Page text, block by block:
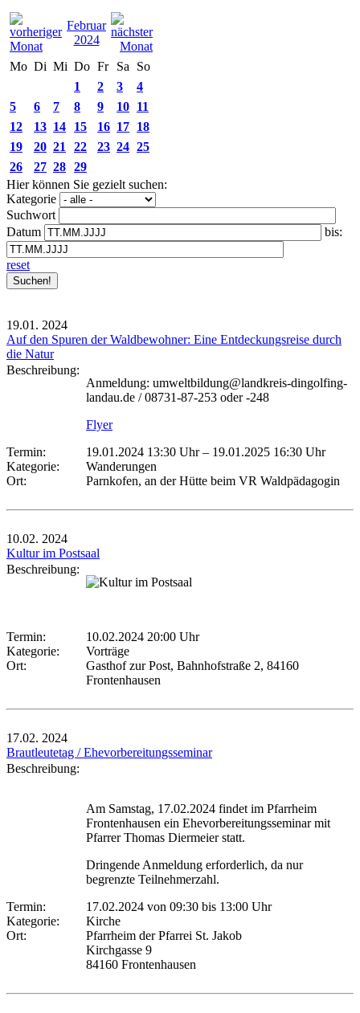
Februar
2024
Mo Di Mi Do Fr Sa
So
1
2 3
4
5
6 7 8 9 10 11
12
13 14 15 16 17 18
19
20 21 22 23 24 25
26
27 28 29
Hier können Sie gezielt suchen:
Kategorie
Suchwort
Datum
bis:
reset
19.01. 2024
Auf den Spuren der Waldbewohner: Eine Entdeckungsreise durch
die Natur
Beschreibung:
Anmeldung: umweltbildung@landkreis-dingolfing-
landau.de / 08731-87-253 oder -248
Flyer
Termin:
19.01.2024 13:30 Uhr– 19.01.2025 16:30 Uhr
Kategorie:
Wanderungen
Ort:
Parnkofen, an der Hütte beim VR Waldpädagogin
10.02. 2024
Kultur im Postsaal
Beschreibung:
Termin:
10.02.2024 20:00 Uhr
Kategorie:
Vorträge
Ort:
Gasthof zur Post, Bahnhofstraße 2, 84160
Frontenhausen
17.02. 2024
Brautleutetag / Ehevorbereitungsseminar
Beschreibung:
Am Samstag, 17.02.2024 findet im Pfarrheim
Frontenhausen ein Ehevorbereitungsseminar mit
Pfarrer Thomas Diermeier statt.
Dringende Anmeldung erforderlich, da nur
begrenzte Teilnehmerzahl.
Termin:
17.02.2024 von 09:30 bis 13:00 Uhr
Kategorie:
Kirche
Ort:
Pfarrheim der Pfarrei St. Jakob
Kirchgasse 9
84160 Frontenhausen